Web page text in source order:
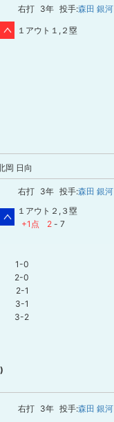
右打 3年 投手:森田 銀河
１アウト１,２塁
岡 日向
右打 3年 投手:森田 銀河
１アウト２,３塁
+1点
2 - 7
1-0
2-0
2-1
3-1
3-2
右打 3年 投手:森田 銀河